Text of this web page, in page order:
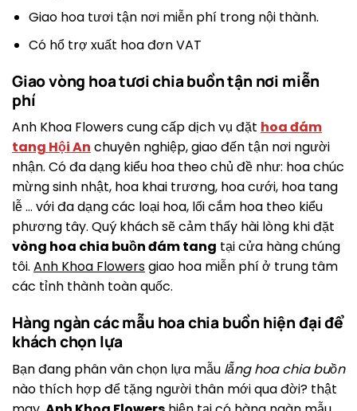
Giao hoa tươi tận nơi miễn phí trong nội thành.
Có hổ trợ xuất hoa đơn VAT
Giao vòng hoa tươi chia buồn tận nơi miễn
phí
Anh Khoa Flowers cung cấp dịch vụ đặt hoa đám
tang Hội An chuyên nghiệp, giao đến tận nơi người
nhận. Có đa dạng kiểu hoa theo chủ đề như: hoa chúc
mừng sinh nhật, hoa khai trương, hoa cưới, hoa tang
lễ … với đa dạng các loại hoa, lối cắm hoa theo kiểu
phương tây. Quý khách sẽ cảm thấy hài lòng khi đặt
vòng hoa chia buồn đám tang tại cửa hàng chúng
tôi. Anh Khoa Flowersgiao hoa miễn phí ở trung tâm
các tỉnh thành toàn quốc.
Hàng ngàn các mẫu hoa chia buồn hiện đại để
khách chọn lựa
Bạn đang phân vân chọn lựa mẫu lẵng hoa chia buồn
nào thích hợp để tặng người thân mới qua đời? thật